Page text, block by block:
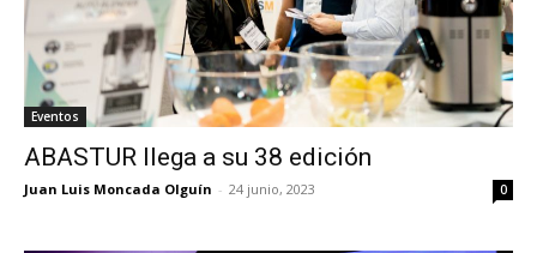
Eventos
ABASTUR llega a su 38 edición
Juan Luis Moncada Olguín - 24 junio, 2023 0